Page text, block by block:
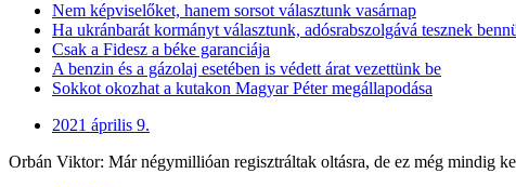
Nem képviselőket, hanem sorsot választunk vasárnap
Ha ukránbarát kormányt választunk, adósrabszolgává tesznek
Csak a Fidesz a béke garanciája
A benzin és a gázolaj esetében is védett árat vezettünk be
Sokkot okozhat a kutakon Magyar Péter megállapodása
2021 április 9.
Orbán Viktor: Már négymillióan regisztráltak oltásra, de ez még mindig